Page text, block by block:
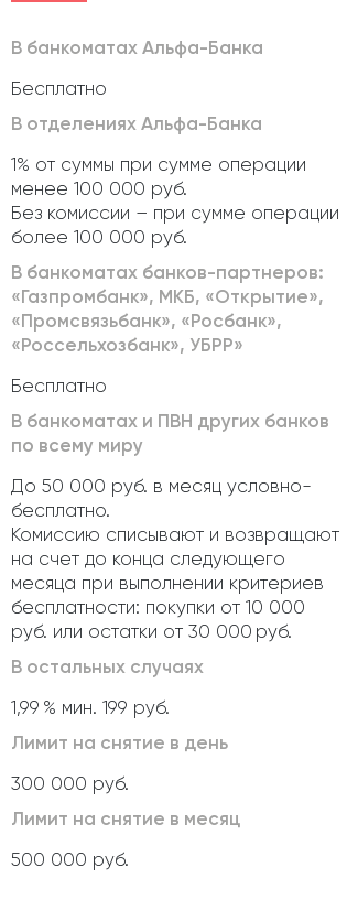
В банкоматах Альфа-Банка
Бесплатно
В отделениях Альфа-Банка
1% от суммы при сумме операции
менее 100 000 руб.
Без комиссии – при сумме операции
более 100 000 руб.
В банкоматах банков-партнеров:
«Газпромбанк», МКБ, «Открытие»,
«Промсвязьбанк», «Росбанк»,
«Россельхозбанк», УБРР»
Бесплатно
В банкоматах и ПВН других банков
по всему миру
До 50 000 руб. в месяц условно-
бесплатно.
Комиссию списывают и возвращают
на счет до конца следующего
месяца при выполнении критериев
бесплатности: покупки от 10 000
руб. или остатки от 30 000 руб.
В остальных случаях
1,99 % мин. 199 руб.
Лимит на снятие в день
300 000 руб.
Лимит на снятие в месяц
500 000 руб.